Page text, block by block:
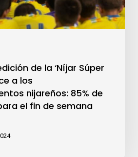
de la ‘Níjar Súper
a los
nijareños: 85% de
el fin de semana